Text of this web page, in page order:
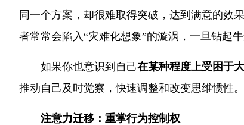
同一个方案，却很难取得突破，达到满意的效
者常常会陷入“灾难化想象”的漩涡，一旦钻起
如果你也意识到自己在某种程度上受困于
推动自己及时觉察，快速调整和改变思维惯性。
注意力迁移：重掌行为控制权